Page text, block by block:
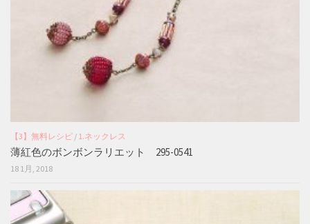
【3】無料レシピ / 1.ネックレス
薄紅色のボンボンラリエット 295-0541
18 1月, 2018